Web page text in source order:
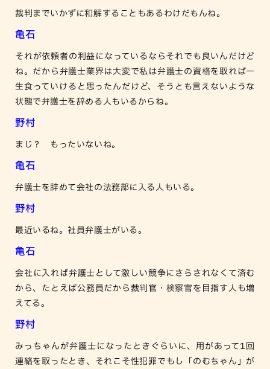
裁判までいかずに和解することもあるわけだもんね。
亀石
それが依頼者の利益になっているならそれでも良いんだけど
ね。だから弁護士業界は大変で私は弁護士の資格を取れば一
生食っていけると思ったんだけど、そうとも言えないような
状態で弁護士を辞める人もいるからね。
野村
まじ？ もったいないね。
亀石
弁護士を辞めて会社の法務部に入る人もいる。
野村
最近いるね。社員弁護士がいる。
亀石
会社に入れば弁護士として激しい競争にさらされなくて済む
から、たとえば公務員だから裁判官・検察官を目指す人も増
えてる。
野村
みっちゃんが弁護士になったときぐらいに、用があって1回
連絡を取ったとき、それこそ性犯罪でもし「のむちゃん」が